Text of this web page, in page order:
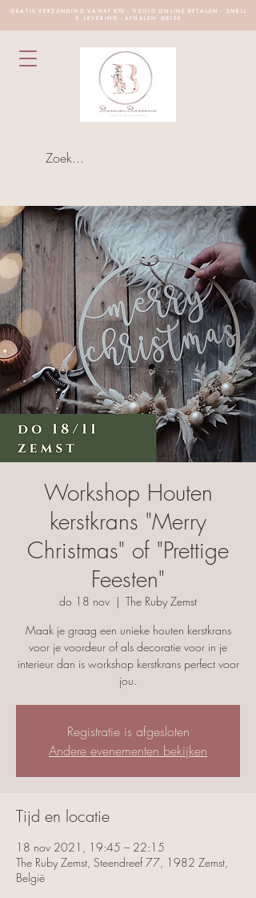
G R A T I S V E R Z E N D I N G V A N A F €70 - V E I L I G O N L I N E B E T A L E N - S N E L L
E L E V E R I N G - A F H A L E N M E I S E
Workshop Houten
kerstkrans "Merry
Christmas" of "Prettige
Feesten"
do 18 nov
  |
The Ruby Zemst
Maak je graag een unieke houten kerstkrans
voor je voordeur of als decoratie voor in je
interieur dan is workshop kerstkrans perfect voor
jou.
Registratie is afgesloten
Andere evenementen bekijken
Tijd en locatie
18 nov 2021, 19:45 – 22:15
The Ruby Zemst, Steendreef 77, 1982 Zemst,
België